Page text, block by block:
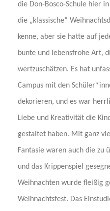
die Don-Bosco-Schule hier
die „klassische“
kenne, aber sie hatte auf
bunte und lebensfrohe Art,
wertzuschätzen. Es hat
Campus mit den
dekorieren, und es war
Liebe und Kreativität die
gestaltet haben. Mit ganz
Fantasie waren auch die zu
und das Krippenspiel
Weihnachten wurde fleißig
Weihnachtsfest. Das